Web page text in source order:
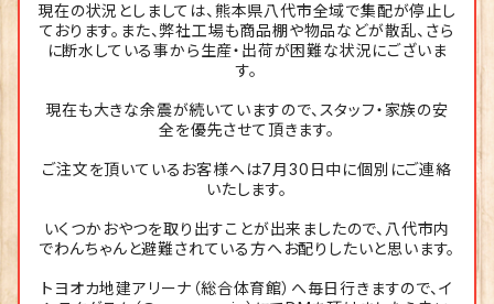
現在の状況としましては、熊本県八代市全域で集配が停止し
ております。また、弊社工場も商品棚や物品などが散乱、さら
に断水している事から生産・出荷が困難な状況にございま
す。
現在も大きな余震が続いていますので、スタッフ・家族の安
全を優先させて頂きます。
ご注文を頂いているお客様へは7月30日中に個別にご連絡
いたします。
いくつかおやつを取り出すことが出来ましたので、八代市内
でわんちゃんと避難されている方へお配りしたいと思います。
トヨオカ地建アリーナ（総合体育館）へ毎日行きますので、イ